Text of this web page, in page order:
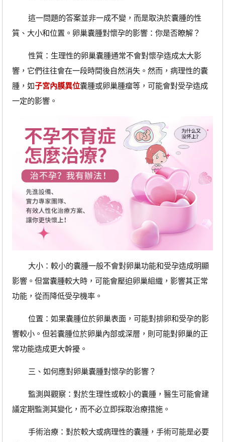
這一問題的答案並非一成不變，而是取決於囊腫的性
質、大小和位置。卵巢囊腫對懷孕的影響：你是否瞭解？
性質：生理性的卵巢囊腫通常不會對懷孕造成太大影
響，它們往往會在一段時間後自然消失。然而，病理性的囊
腫，如子宮內膜異位囊腫或卵巢腫瘤等，可能會對受孕造成
一定的影響。
大小：較小的囊腫一般不會對卵巢功能和受孕造成明顯
影響。但當囊腫較大時，可能會壓迫卵巢組織，影響其正常
功能，從而降低受孕機率。
位置：如果囊腫位於卵巢表面，可能對排卵和受孕的影
響較小。但若囊腫位於卵巢內部或深層，則可能對卵巢的正
常功能造成更大幹擾。
三、如何應對卵巢囊腫對懷孕的影響？
監測與觀察：對於生理性或較小的囊腫，醫生可能會建
議定期監測其變化，而不必立即採取治療措施。
手術治療：對於較大或病理性的囊腫，手術可能是必要